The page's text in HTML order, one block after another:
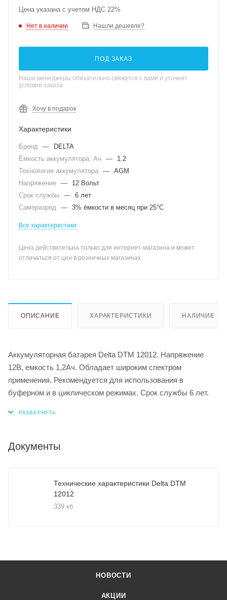
Цена указана с учетом НДС 22%
Нет в наличии Нашли дешевле?
ПОД ЗАКАЗ
Наши менеджеры обязательно свяжутся с вами и уточнят
условия заказа
Хочу в подарок
Характеристики
Бренд —
DELTA
Ёмкость аккумулятора, Ач
—
1.2
Технология аккумулятора — AGM
Напряжение —
12 Вольт
Срок службы — 6 лет
Саморазряд — 3% ёмкости в месяц при 25°С
Все характеристики
Цена действительна только для интернет-магазина и может
отличаться от цен в розничных магазинах
ОПИСАНИЕ ХАРАКТЕРИСТИКИ НАЛИЧИЕ
Аккумуляторная батарея Delta DTM 12012. Напряжение
12В, емкость 1,2Ач. Обладает широким спектром
применения. Рекомендуется для использования в
буферном и в циклическом режимах. Срок службы 6 лет.
Документы
Технические характеристики Delta DTM
12012
339 кб
НОВОСТИ
АКЦИИ